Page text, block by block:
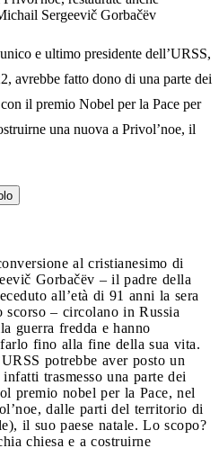
Sergeevič Gorbačëv
e ultimo presidente dell’URSS,
avrebbe fatto dono di una parte dei
il premio Nobel per la Pace per
una nuova a Privol’noe, il
al cristianesimo di
Gorbačëv – il padre della
all’età di 91 anni la sera
scorso – circolano in Russia
guerra fredda e hanno
fino alla fine della sua vita.
potrebbe aver posto un
trasmesso una parte dei
premio nobel per la Pace, nel
dalle parti del territorio di
il suo paese natale. Lo scopo?
chiesa e a costruirne